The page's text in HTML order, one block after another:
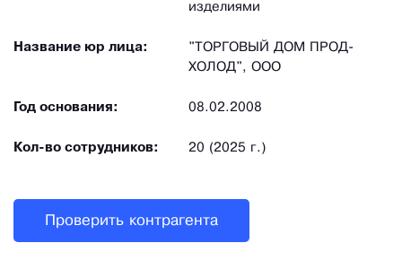
изделиями
Название юр лица:
"ТОРГОВЫЙ ДОМ ПРОД-
ХОЛОД", ООО
Год основания: 08.02.2008
Кол-во сотрудников: 20 (2025 г.)
Проверить контрагента